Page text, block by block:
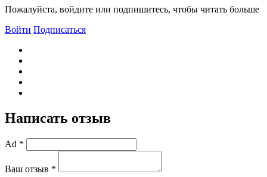
Пожалуйста, войдите или подпишитесь, чтобы читать больше
Войти Подписаться
Написать отзыв
Ad *
Ваш отзыв *